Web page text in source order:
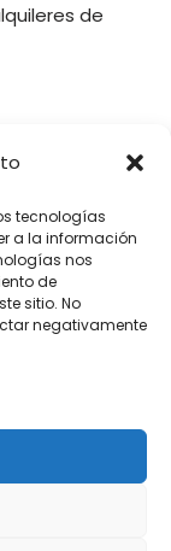
tecnologías
a la información
nos
de
sitio. No
negativamente
de
del Servicio